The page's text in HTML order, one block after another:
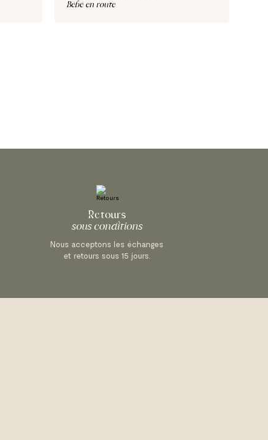
Bébé en route
Retours
sous conditions
Nous acceptons les échanges
et retours sous 15 jours.